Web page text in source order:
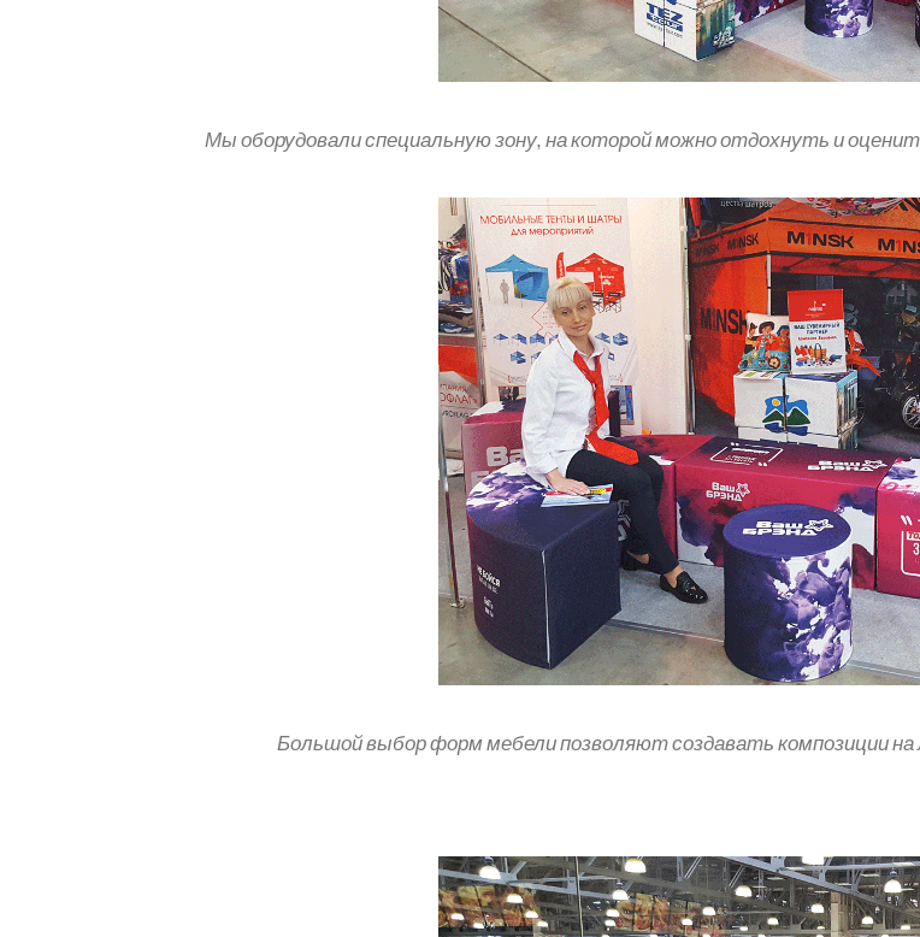
Мы оборудовали специальную зону, на которой можно отдохнуть и
Большой выбор форм мебели позволяют создавать композиции на